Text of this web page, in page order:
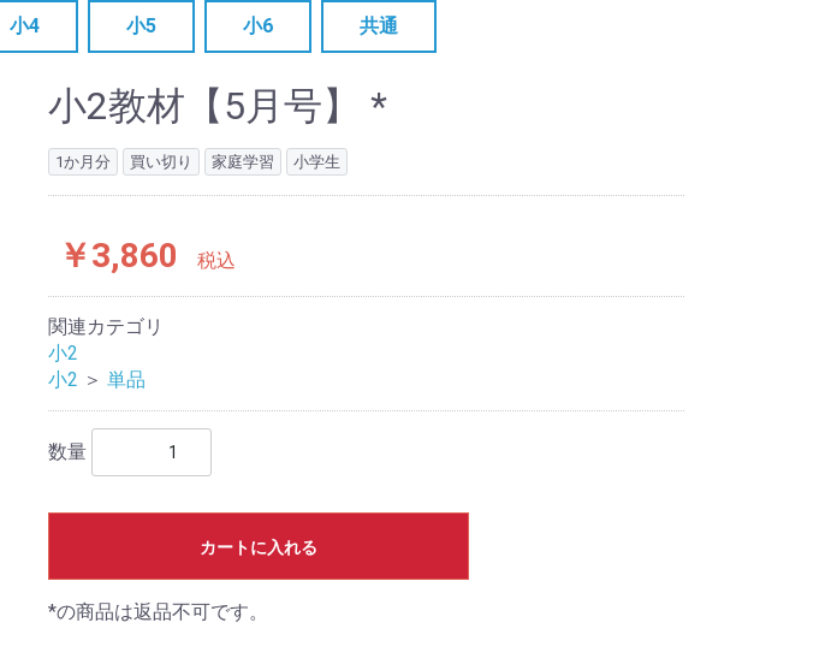
小4
3か月セット
12か月セット
小5
単品
3か月セット
12か月セット
小6
3か月セット
12か月セット
共通
小2教材【5月号】 *
1か月分 買い切り 家庭学習 小学生
￥3,860 税込
関連カテゴリ
小2
小2 ＞ 単品
数量
カートに入れる
*の商品は返品不可です。